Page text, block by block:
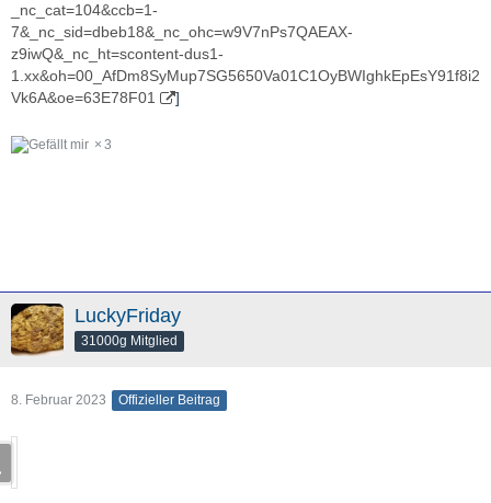
_nc_cat=104&ccb=1-
7&_nc_sid=dbeb18&_nc_ohc=w9V7nPs7QAEAX-
z9iwQ&_nc_ht=scontent-dus1-
1.xx&oh=00_AfDm8SyMup7SG5650Va01C1OyBWIghkEpEsY91f8i2
Vk6A&oe=63E78F01
]
3
LuckyFriday
31000g Mitglied
8. Februar 2023 Offizieller Beitrag